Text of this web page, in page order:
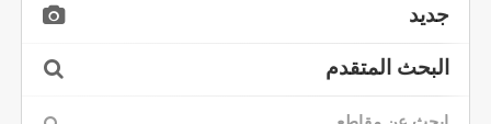
جديد
البحث المتقدم